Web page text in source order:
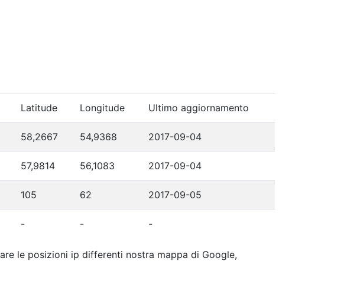
Latitude Longitude Ultimo aggiornamento
58,2667 54,9368 2017-09-04
57,9814 56,1083 2017-09-04
105 62 2017-09-05
- - -
le posizioni ip differenti nostra mappa di Google,